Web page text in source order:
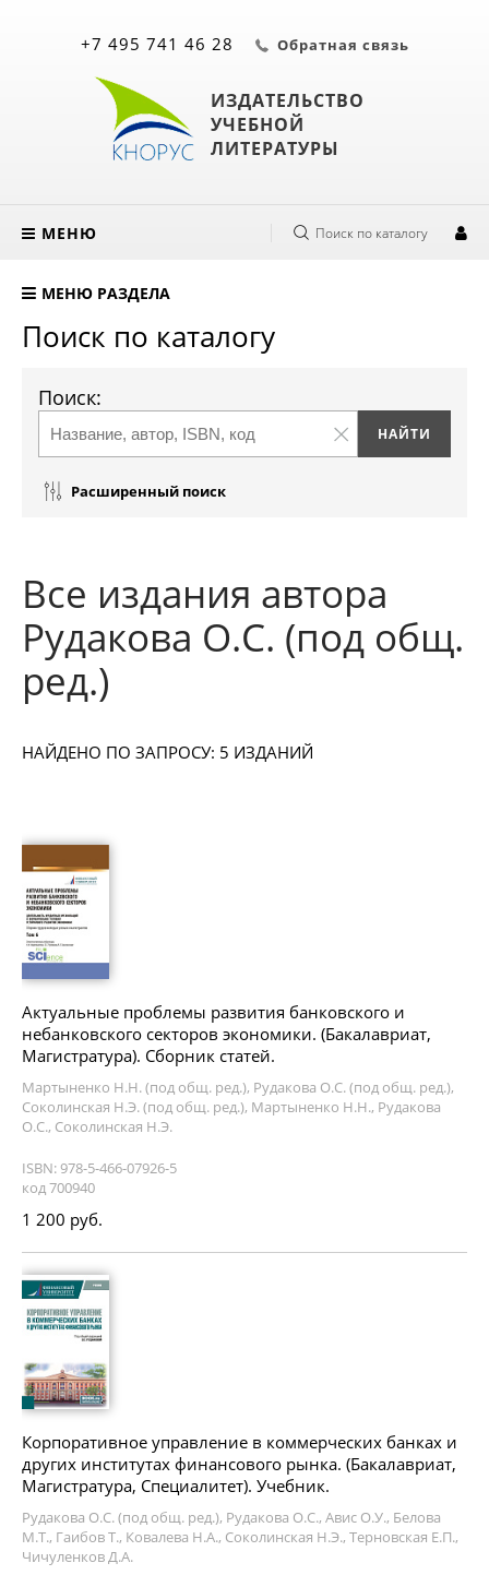
ИЗДАТЕЛЬСТВО
УЧЕБНОЙ
ЛИТЕРАТУРЫ
+7 495 741 46 28 Обратная связь
МЕНЮ Поиск по каталогу
МЕНЮ РАЗДЕЛА
Поиск по каталогу
Поиск:
Расширенный поиск
Все издания автора
Рудакова О.С. (под общ.
ред.)
НАЙДЕНО ПО ЗАПРОСУ: 5 ИЗДАНИЙ
Актуальные проблемы развития банковского и
небанковского секторов экономики. (Бакалавриат,
Магистратура). Сборник статей.
Мартыненко Н.Н. (под общ. ред.), Рудакова О.С. (под общ. ред.),
Соколинская Н.Э. (под общ. ред.), Мартыненко Н.Н., Рудакова
О.С., Соколинская Н.Э.
ISBN: 978-5-466-07926-5
код 700940
1 200 руб.
Корпоративное управление в коммерческих банках и
других институтах финансового рынка. (Бакалавриат,
Магистратура, Специалитет). Учебник.
Рудакова О.С. (под общ. ред.), Рудакова О.С., Авис О.У., Белова
М.Т., Гаибов Т., Ковалева Н.А., Соколинская Н.Э., Терновская Е.П.,
Чичуленков Д.А.